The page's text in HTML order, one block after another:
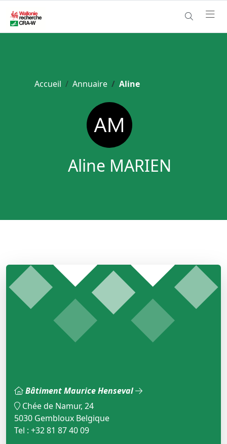
Accueil Annuaire Aline
Aline MARIEN
Bâtiment Maurice Henseval
Chée de Namur, 24
5030 Gembloux Belgique
Tel : +32 81 87 40 09